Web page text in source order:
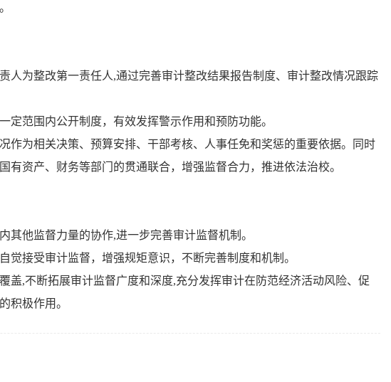
人为整改第一责任人,通过完善审计整改结果报告制度、审计整改情况跟踪
范围内公开制度，有效发挥警示作用和预防功能。
作为相关决策、预算安排、干部考核、人事任免和奖惩的重要依据。同时
资产、财务等部门的贯通联合，增强监督合力，推进依法治校。
他监督力量的协作,进一步完善审计监督机制。
接受审计监督，增强规矩意识，不断完善制度和机制。
盖,不断拓展审计监督广度和深度,充分发挥审计在防范经济活动风险、促
积极作用。